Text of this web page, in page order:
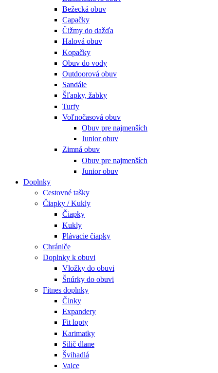
Bežecká obuv
Capačky
Čižmy do dažďa
Halová obuv
Kopačky
Obuv do vody
Outdoorová obuv
Sandále
Šľapky, žabky
Turfy
Voľnočasová obuv
Obuv pre najmenších
Junior obuv
Zimná obuv
Obuv pre najmenších
Junior obuv
Doplnky
Cestovné tašky
Čiapky / Kukly
Čiapky
Kukly
Plávacie čiapky
Chrániče
Doplnky k obuvi
Vložky do obuvi
Šnúrky do obuvi
Fitnes doplnky
Činky
Expandery
Fit lopty
Karimatky
Silič dlane
Švihadlá
Valce